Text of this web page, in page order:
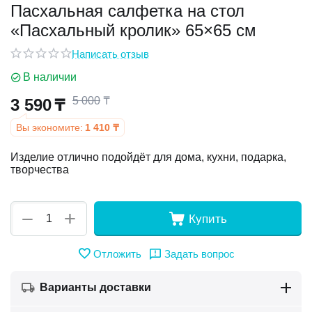
Пасхальная салфетка на стол
«Пасхальный кролик» 65×65 см
Написать отзыв
В наличии
3 590₸ 5 000 ₸
Вы экономите: 1 410 ₸
Изделие отлично подойдёт для дома, кухни, подарка,
творчества
+
− Купить
Отложить Задать вопрос
Варианты доставки